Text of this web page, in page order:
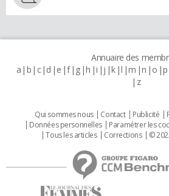
Annuaire des
a b c d e f g h i j k l m n o p
z
Qui sommes nous Contact Publicité
Données personnelles
Paramétrer les
Tous les articles
Corrections ©